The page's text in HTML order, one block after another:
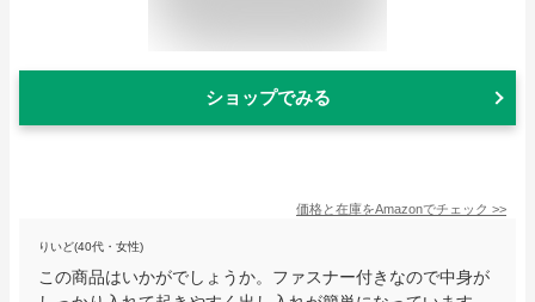
ショップでみる
価格と在庫をAmazonでチェック >>
りいど(40代・女性)
この商品はいかがでしょうか。ファスナー付きなので中身が